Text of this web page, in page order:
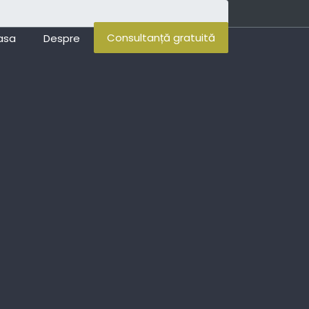
Despre Consultanță gratuită